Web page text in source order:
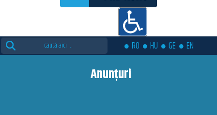
Search
for:
RO HU GE EN
Anunțuri